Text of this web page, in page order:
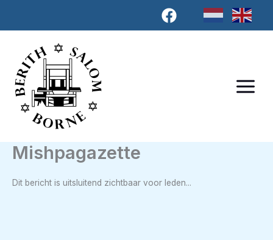
de
Mishpagazette
Dit bericht is uitsluitend zichtbaar voor leden...